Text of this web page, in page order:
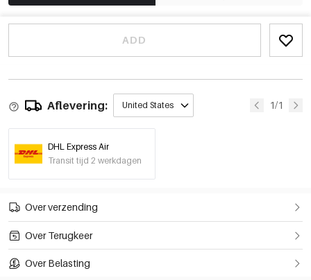
ADD
Aflevering: United States 1/1
DHL Express Air
Transit tijd 2 werkdagen
Over verzending
Over Terugkeer
Over Belasting